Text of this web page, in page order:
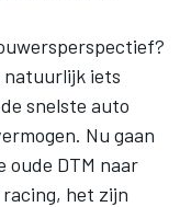
iets
snelste auto
Nu gaan
oude DTM naar
racing, het zijn